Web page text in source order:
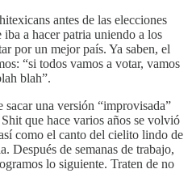
antes de las elecciones
a hacer patria uniendo a los
por un mejor país. Ya saben, el
“si todos vamos a votar, vamos
blah”.
una versión “improvisada”
que hace varios años se volvió
como el canto del cielito lindo de
Después de semanas de trabajo,
lo siguiente. Traten de no